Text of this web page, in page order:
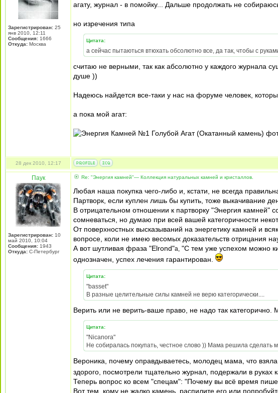
Зарегистрирован: 25
янв 2010, 12:11
Сообщения: 1666
Откуда: Москва
агату, журнал - в помойку... Дальше продолжать не
но изречения типа
Цитата:
а сейчас пытаються втюхать обсолютно все, да так, чтобы с
считаю не верными, так как абсолютно у каждого журнала
душе ))
Надеюсь найдется все-таки у нас на форуме человек,
а пока мой агат:
28 дек 2010, 12:17
Паук
Зарегистрирован: 10
май 2010, 10:04
Сообщения: 1943
Откуда: С-Петербург
Re: "Энергия камней"— Коллекция натуральных камней и кристаллов.
Любая наша покупка чего-либо и, кстати, не всегда
Партворк, если куплен лишь бы купить, тоже выкачивание
В отрицательном отношении к партворку "Энергия
сомневаться, но думаю при всей вашей категоричности
От поверхностных высказываний на энергетику камней и
вопросе, коли не имею весомых доказательств отрицания
А вот шутливая фраза "Elrond"а, "С тем уже успехом можно
однозначен, успех лечения гарантирован.
Цитата:
"basset"
В разные целительные силы камней не верю категорически....
Верить или не верить-ваше право, не надо так
Цитата:
"Nicanora"
Не собиралась покупать, честное слово )) Мама решила сделать
Вероника, почему оправдываетесь, молодец мама, что
здорого, посмотрели тщательно журнал, подержали в
Теперь вопрос ко всем "спецам": "Почему вы всё время
Вот тем, кому не жалко камень, распилите его или